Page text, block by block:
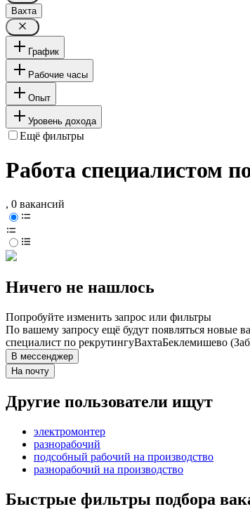
Вахта
График
Рабочие часы
Опыт
Уровень дохода
Ещё фильтры
Работа специалистом
, 0 вакансий
Ничего не нашлось
Попробуйте изменить запрос или фильтры
По вашему запросу ещё будут появляться новые
специалист по рекрутингуВахтаБеклемишево
В мессенджер
На почту
Другие пользователи ищут
электромонтер
разнорабочий
подсобный рабочий на производство
разнорабочий на производство
Быстрые фильтры подбора